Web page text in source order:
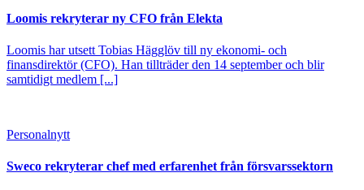
Loomis rekryterar ny CFO från Elekta
Loomis har utsett Tobias Hägglöv till ny ekonomi- och
finansdirektör (CFO). Han tillträder den 14 september och blir
samtidigt medlem [...]
Personalnytt
Sweco rekryterar chef med erfarenhet från försvarssektorn